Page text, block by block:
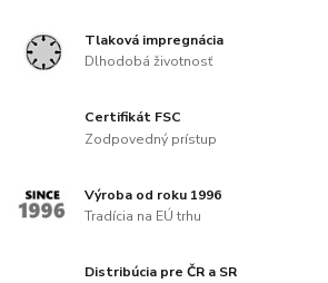
Tlaková impregnácia
Dlhodobá životnosť
Certifikát FSC
Zodpovedný prístup
Výroba od roku 1996
Tradícia na EÚ trhu
Distribúcia pre ČR a SR